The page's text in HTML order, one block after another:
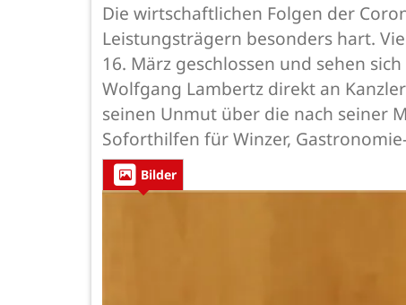
Die wirtschaftlichen Folgen der
Leistungsträgern besonders hart.
16. März geschlossen und sehen
Wolfgang Lambertz direkt an
seinen Unmut über die nach seiner
Soforthilfen für Winzer,
Bilder